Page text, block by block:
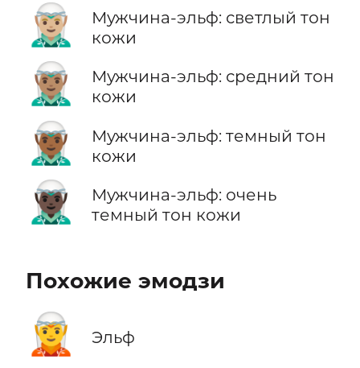
🧝🏼‍♂️
Мужчина-эльф: светлый тон
кожи
🧝🏽‍♂️
Мужчина-эльф: средний тон
кожи
🧝🏾‍♂️
Мужчина-эльф: темный тон
кожи
🧝🏿‍♂️
Мужчина-эльф: очень
темный тон кожи
Похожие эмодзи
🧝 Эльф